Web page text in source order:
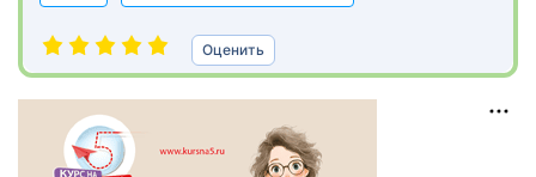
Оценить